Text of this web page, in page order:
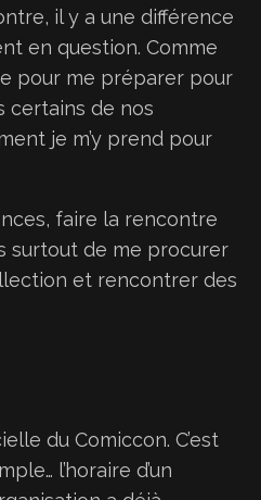
il y a une différence
en question. Comme
pour me préparer pour
certains de nos
je m’y prend pour
faire la rencontre
surtout de me procurer
et rencontrer des
du Comiccon. C’est
l’horaire d’un